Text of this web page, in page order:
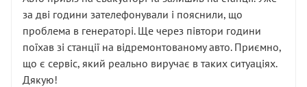
чіткого пояснення
( ну все зняли та доробили) дякую!
Окремий момент, який виглядає абсурдно:
мені заявили, що бачок гальмівної рідини потрібно
міняти разом із головним гальмівним циліндром у
за дві години зателефонували і пояснили, що
проблема в генераторі. Ще через півтори години
поїхав зі станції на відремонтованому авто. Приємно,
що є сервіс, який реально виручає в таких ситуаціях.
Дякую!